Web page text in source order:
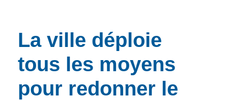
et d’animations
La ville déploie
tous les moyens
pour redonner le